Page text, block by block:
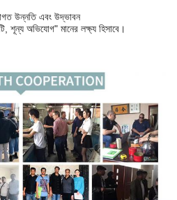
উন্নতি এবং উদ্ভাবন
শূন্য অভিযোগ" মানের লক্ষ্য হিসাবে।